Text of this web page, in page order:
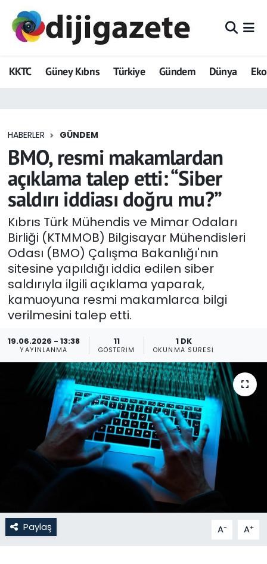
KKTC Güney Kıbrıs Türkiye Gündem Dünya
HABERLER GÜNDEM
BMO, resmi makamlardan
açıklama talep etti: “Siber
saldırı iddiası doğru mu?”
Kıbrıs Türk Mühendis ve Mimar Odaları
Birliği (KTMMOB) Bilgisayar Mühendisleri
Odası (BMO) Çalışma Bakanlığı'nın
sitesine yapıldığı iddia edilen siber
saldırıyla ilgili açıklama yaparak,
kamuoyuna resmi makamlarca bilgi
verilmesini talep etti.
19.06.2026 - 13:38
YAYINLANMA
11
GÖSTERIM
1 DK
OKUNMA SÜRESI
Paylaş A- A+
ADVERTORIAL
Dijigazete
Eğitim
Ekonomi
Foto Galeri
GEZİ
Güncel
Gündem
KKTC
KKTC YEREL SEÇİM 2018
Kültür Sanat
Magazin
Moda
Nöbetçi Eczaneler
Politika
Hava Durumu
Trafik Durumu
Tüm Manşetler
Son Dakika Haberleri
Haber Arşivi